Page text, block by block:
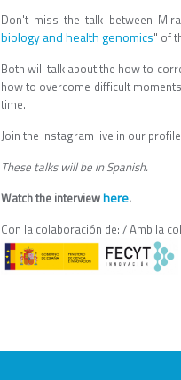
Don't miss the talk between
biology and health genomics" of
Both will talk about the how to
how to overcome difficult
time.
Join the Instagram live in our profile
These talks will be in Spanish.
Watch the interviewhere.
Con la colaboración de: / Amb la